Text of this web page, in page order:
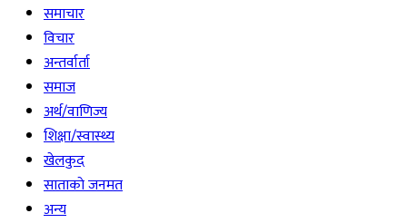
समाचार
विचार
अन्तर्वार्ता
समाज
अर्थ/वाणिज्य
शिक्षा/स्वास्थ्य
खेलकुद
साताकाे जनमत
अन्य